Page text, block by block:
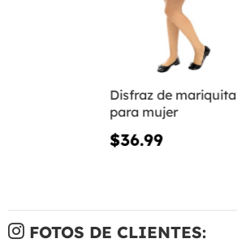
Disfraz de mariquita
para mujer
$36.99
FOTOS DE CLIENTES: